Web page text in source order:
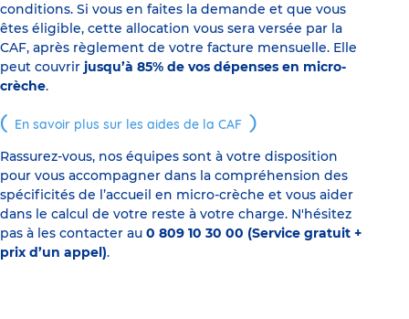
conditions. Si vous en faites la demande et que vous
êtes éligible, cette allocation vous sera versée par la
CAF, après règlement de votre facture mensuelle. Elle
peut couvrir jusqu’à 85% de vos dépenses en micro-
crèche.
En savoir plus sur les aides de la CAF
Rassurez-vous, nos équipes sont à votre disposition
pour vous accompagner dans la compréhension des
spécificités de l’accueil en micro-crèche et vous aider
dans le calcul de votre reste à votre charge. N'hésitez
pas à les contacter au 0 809 10 30 00 (Service gratuit +
prix d’un appel).